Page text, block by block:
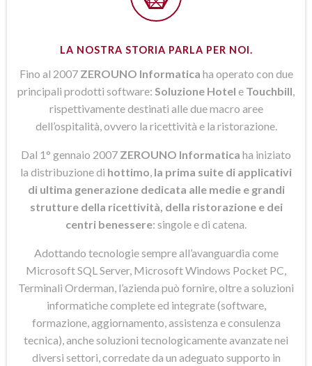
LA NOSTRA STORIA PARLA PER NOI.
Fino al 2007 ZEROUNO Informatica ha operato con due
principali prodotti software: Soluzione Hotel e Touchbill
rispettivamente destinati alle due macro aree
dell’ospitalità, ovvero la ricettività e la ristorazione.
Dal 1° gennaio 2007 ZEROUNO Informatica ha iniziato
la distribuzione di hottimo la prima suite di applicativi
di ultima generazione dedicata alle medie e grandi
strutture della ricettività, della ristorazione e dei
centri benessere: singole e di catena.
Adottando tecnologie sempre all’avanguardia come
Microsoft SQL Server, Microsoft Windows Pocket PC,
Terminali Orderman, l’azienda può fornire, oltre a soluzioni
informatiche complete ed integrate (software,
formazione, aggiornamento, assistenza e consulenza
tecnica), anche soluzioni tecnologicamente avanzate nei
diversi settori, corredate da un adeguato supporto in